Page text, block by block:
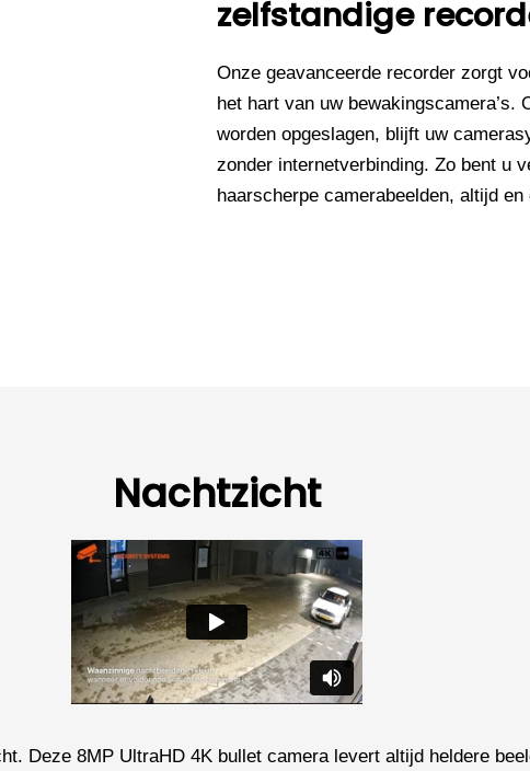
zelfstandige
Onze geavanceerde recorder zorgt
het hart van uw
worden opgeslagen, blijft uw
zonder internetverbinding. Zo bent u
haarscherpe camerabeelden, altijd en
Nachtzicht
Deze 8MP UltraHD 4K bullet camera levert altijd heldere